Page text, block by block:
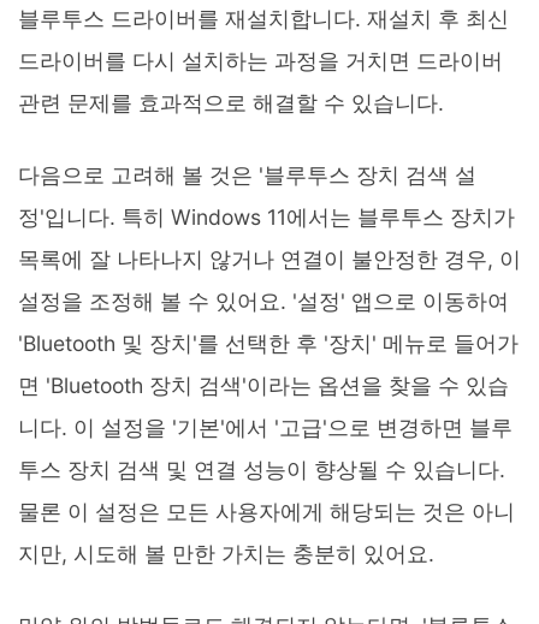
블루투스 드라이버를 재설치합니다. 재설치 후 최신
드라이버를 다시 설치하는 과정을 거치면 드라이버
관련 문제를 효과적으로 해결할 수 있습니다.
다음으로 고려해 볼 것은 '블루투스 장치 검색 설
정'입니다. 특히 Windows 11에서는 블루투스 장치가
목록에 잘 나타나지 않거나 연결이 불안정한 경우, 이
설정을 조정해 볼 수 있어요. '설정' 앱으로 이동하여
'Bluetooth 및 장치'를 선택한 후 '장치' 메뉴로 들어가
면 'Bluetooth 장치 검색'이라는 옵션을 찾을 수 있습
니다. 이 설정을 '기본'에서 '고급'으로 변경하면 블루
투스 장치 검색 및 연결 성능이 향상될 수 있습니다.
물론 이 설정은 모든 사용자에게 해당되는 것은 아니
지만, 시도해 볼 만한 가치는 충분히 있어요.